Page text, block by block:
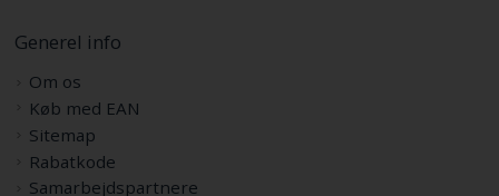
Generel info
Om os
Køb med EAN
Sitemap
Rabatkode
Samarbejdspartnere